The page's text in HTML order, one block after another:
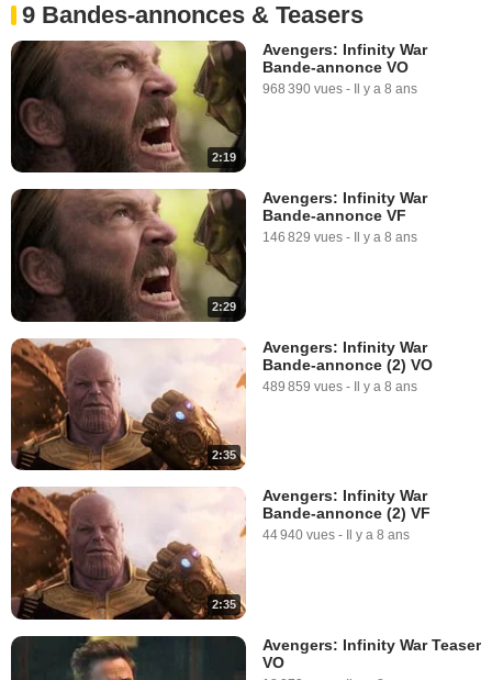
9 Bandes-annonces & Teasers
2:19
Avengers: Infinity War
Bande-annonce VO
968 390 vues - Il y a 8 ans
2:29
Avengers: Infinity War
Bande-annonce VF
146 829 vues - Il y a 8 ans
2:35
Avengers: Infinity War
Bande-annonce (2) VO
489 859 vues - Il y a 8 ans
2:35
Avengers: Infinity War
Bande-annonce (2) VF
44 940 vues - Il y a 8 ans
Avengers: Infinity War Teaser
VO